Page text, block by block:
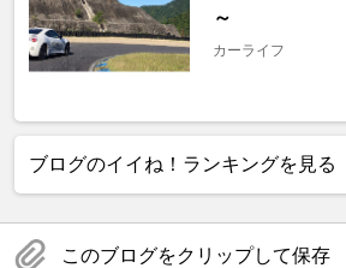
～
カーライフ
ブログのイイね！ランキングを見る
このブログをクリップして保存